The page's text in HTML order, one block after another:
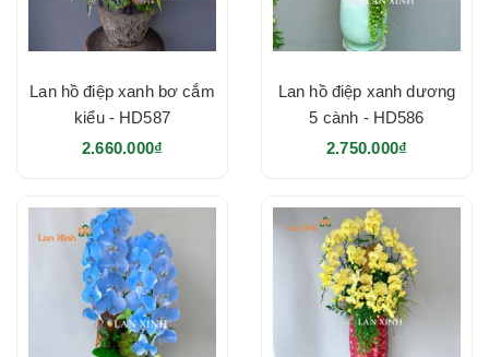
Lan hồ điệp xanh bơ cắm
kiểu - HD587
2.660.000₫
Lan hồ điệp xanh dương
5 cành - HD586
2.750.000₫